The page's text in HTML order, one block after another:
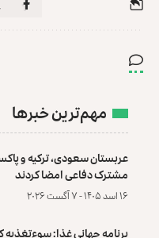
مهم‌ترین خبرها
عربستان سعودی، ترکیه و
مشترک دفاعی امضا کردند
۱۶ اسد ۱۴۰۵ - ۷ آگست ۲۰۲۶